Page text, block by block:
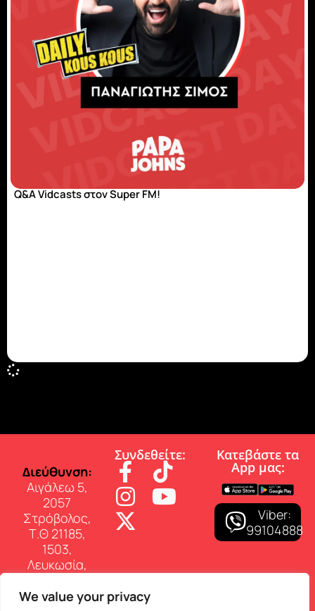
We value your privacy
Q&A Vidcasts στον Super FM!
∆ιεύθυνση:
Αιγάλεω 5,
2057
Στρόβολος,
Τ.Θ 21185,
1503,
Λευκωσία,
Επικοινωνία:
Συνδεθείτε: Κατεβάστε τα
App µας:
Viber:
99104888